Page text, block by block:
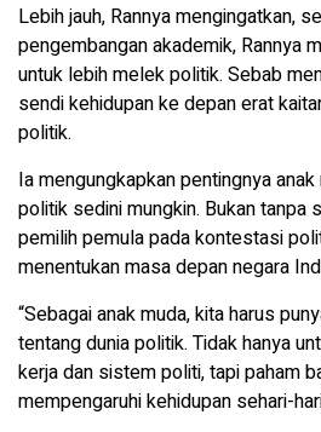
Lebih jauh, Rannya mengingatkan,
pengembangan akademik, Rannya
untuk lebih melek politik. Sebab
sendi kehidupan ke depan erat
politik.
Ia mengungkapkan pentingnya
politik sedini mungkin. Bukan tanpa
pemilih pemula pada kontestasi
menentukan masa depan negara
“Sebagai anak muda, kita harus
tentang dunia politik. Tidak hanya
kerja dan sistem politi, tapi paham
mempengaruhi kehidupan sehari-